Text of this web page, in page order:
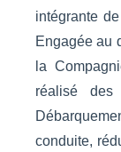
intégrante
Engagée au
la
réalisé des
conduite,